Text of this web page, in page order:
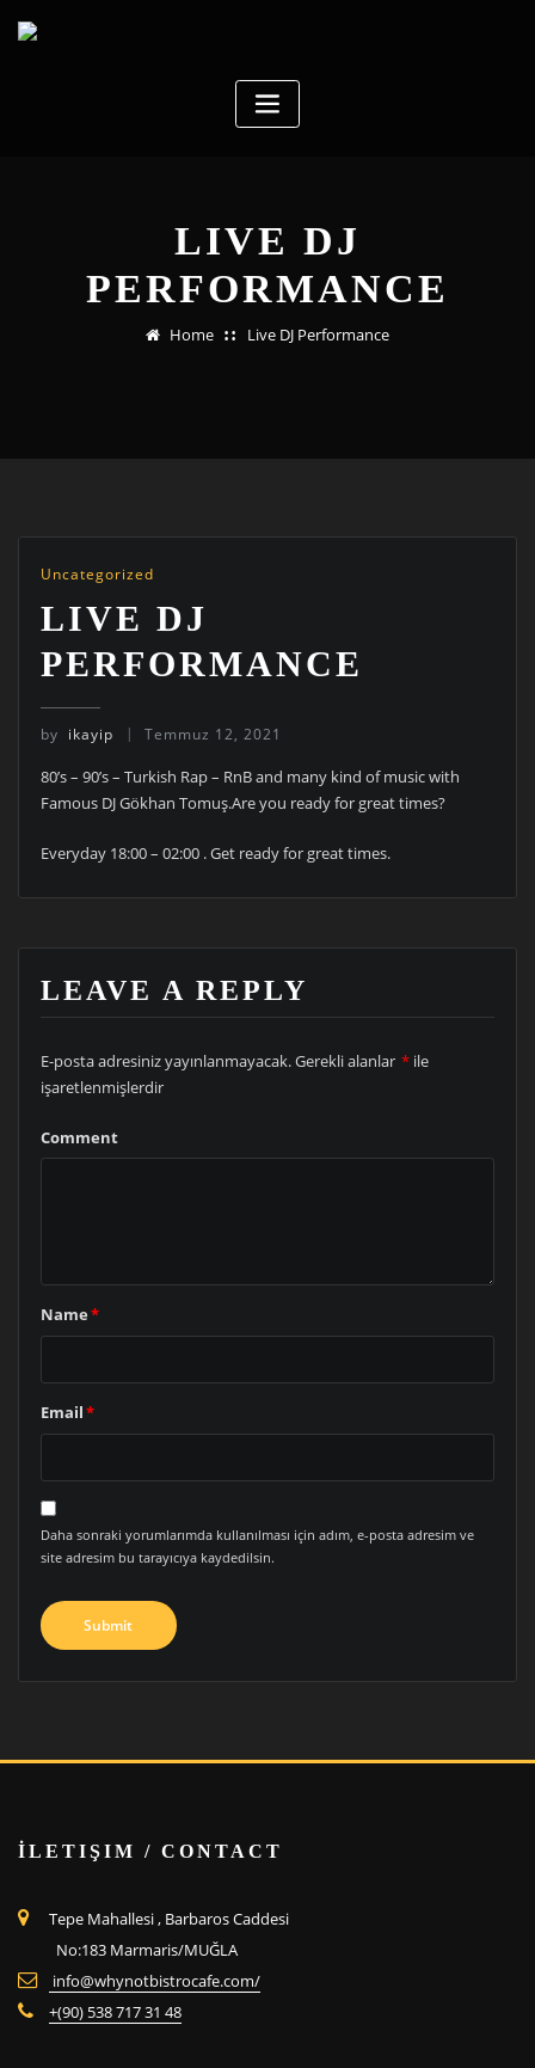
LIVE DJ
PERFORMANCE
Home Live DJ Performance
Uncategorized
LIVE DJ
PERFORMANCE
by ikayip Temmuz 12, 2021
80’s – 90’s – Turkish Rap – RnB and many kind of music with
Famous DJ Gökhan Tomuş.Are you ready for great times?
Everyday 18:00 – 02:00 . Get ready for great times.
LEAVE A REPLY
E-posta adresiniz yayınlanmayacak.Gerekli alanlar * ile
işaretlenmişlerdir
Comment
Name*
Email*
Daha sonraki yorumlarımda kullanılması için adım, e-posta adresim ve
site adresim bu tarayıcıya kaydedilsin.
İLETIŞIM / CONTACT
Tepe Mahallesi , Barbaros Caddesi
No:183 Marmaris/MUĞLA
info@whynotbistrocafe.com/
+(90) 538 717 31 48